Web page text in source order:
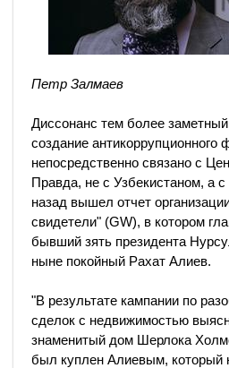
Петр Залмаев
Диссонанс тем более
создание антикоррупционного
непосредственно связано с
Правда, не с Узбекистаном, а
назад вышел отчет
свидетели" (GW), в котором
бывший зять президента
ныне покойный Рахат Алиев.
"В результате кампании по
сделок с недвижимостью
знаменитый дом Шерлока
был куплен Алиевым, который